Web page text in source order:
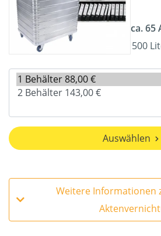
ca. 65
500
Auswählen
Weitere Informationen